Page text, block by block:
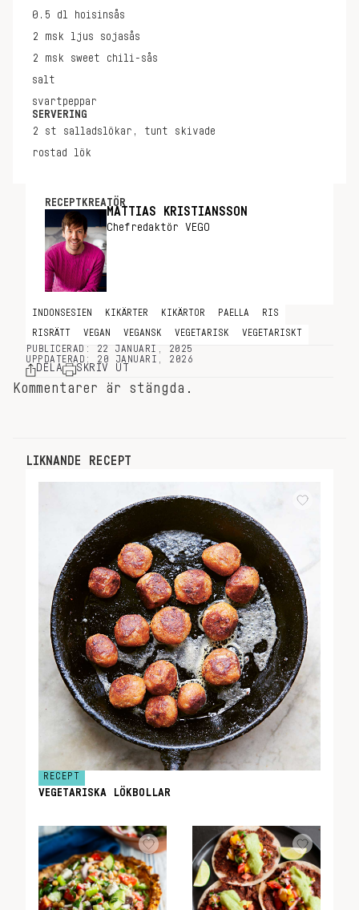
0.5 dl
hoisinsås
2 msk
ljus sojasås
2 msk
sweet chili-sås
salt
svartpeppar
SERVERING
2 st
salladslökar, tunt skivade
rostad lök
RECEPTKREATÖR
MATTIAS KRISTIANSSON
Chefredaktör VEGO
INDONSESIEN KIKÄRTER KIKÄRTOR PAELLA RIS
RISRÄTT VEGAN VEGANSK VEGETARISK
VEGETARISKT
PUBLICERAD: 22 JANUARI, 2025
UPPDATERAD: 20 JANUARI, 2026
DELA SKRIV UT
Kommentarer är stängda.
LIKNANDE RECEPT
RECEPT
VEGETARISKA LÖKBOLLAR